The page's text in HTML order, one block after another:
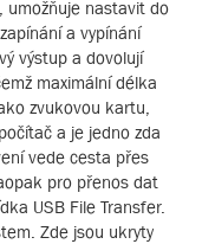
umožňuje nastavit do
a vypínání
výstup a dovolují
maximální délka
zvukovou kartu,
a je jedno zda
vede cesta přes
pro přenos dat
USB File Transfer.
Zde jsou ukryty